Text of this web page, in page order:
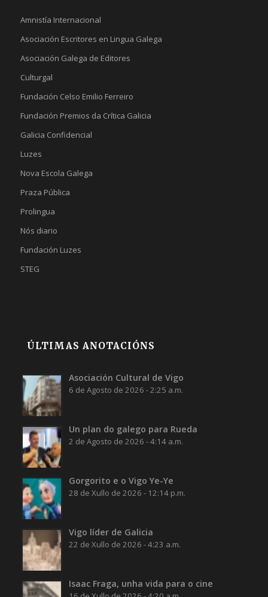
Amnistía Internacional
Asociación Escritores en Lingua Galega
Asociación Galega de Editores
Culturgal
Fundación Celso Emilio Ferreiro
Fundación Premios da Crítica Galicia
Galicia Confidencial
Luzes
Nova Escola Galega
Praza Pública
Prolingua
Nós diario
Fundación Luzes
STEG
ÚLTIMAS ANOTACIÓNS
Asociación Cultural de Vigo
6 de Agosto de 2026 - 2:25 a.m.
Un plan do galego para Rueda
2 de Agosto de 2026 - 4:14 a.m.
Gorgorito e o Vigo Ye-Ye
28 de Xullo de 2026 - 12:14 p.m.
Vigo líder de Galicia
22 de Xullo de 2026 - 4:23 a.m.
Isaac Fraga, unha vida para o cine